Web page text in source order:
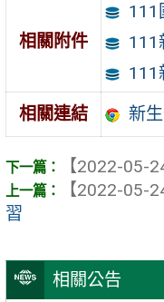
相關公告
相關附件
111
111
111
相關連結
新
【2022-05-
【2022-05-
習